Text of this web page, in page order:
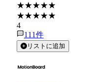
★★★★★
★★★★★
4
111件
リストに追加